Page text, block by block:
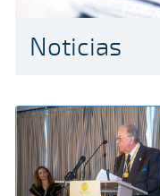
Noticias